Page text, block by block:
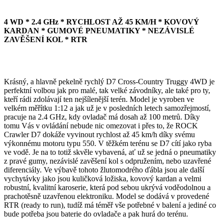
4 WD * 2.4 GHz * RYCHLOST AŽ 45 KM/H * KOVOVÝ
KARDAN * GUMOVÉ PNEUMATIKY * NEZÁVISLÉ
ZAVĚŠENÍ KOL * RTR
Krásný, a hlavně pekelně rychlý D7 Cross-Country Truggy 4WD je
perfektní volbou jak pro malé, tak velké závodníky, ale také pro ty,
kteří rádi zdolávají ten nejšílenější terén. Model je vyroben ve
velkém měřítku 1:12 a jak už je v posledních letech samozřejmostí,
pracuje na 2.4 GHz, kdy ovladač má dosah až 100 metrů. Díky
tomu Vás v ovládání nebude nic omezovat i přes to, že ROCK
Crawler D7 dokáže vyvinout rychlost až 45 km/h díky svému
výkonnému motoru typu 550. V těžkém terénu se D7 cítí jako ryba
ve vodě. Je na to totiž skvěle vybavená, ať už se jedná o pneumatiky
z pravé gumy, nezávislé zavěšení kol s odpružením, nebo uzavřené
diferenciály. Ve výbavě tohoto žlutomodrého ďábla jsou ale další
vychytávky jako jsou kuličková ložiska, kovový kardan a velmi
robustní, kvalitní karoserie, která pod sebou ukrývá voděodolnou a
prachotěsně uzavřenou elektroniku. Model se dodává v provedené
RTR (ready to run), tudíž má téměř vše potřebné v balení a jediné co
bude potřeba jsou baterie do ovladače a pak hurá do terénu.